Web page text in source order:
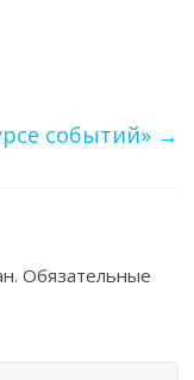
событий» →
Обязательные